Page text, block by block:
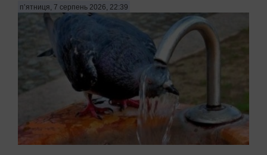
п’ятниця, 7 серпень 2026, 22:39